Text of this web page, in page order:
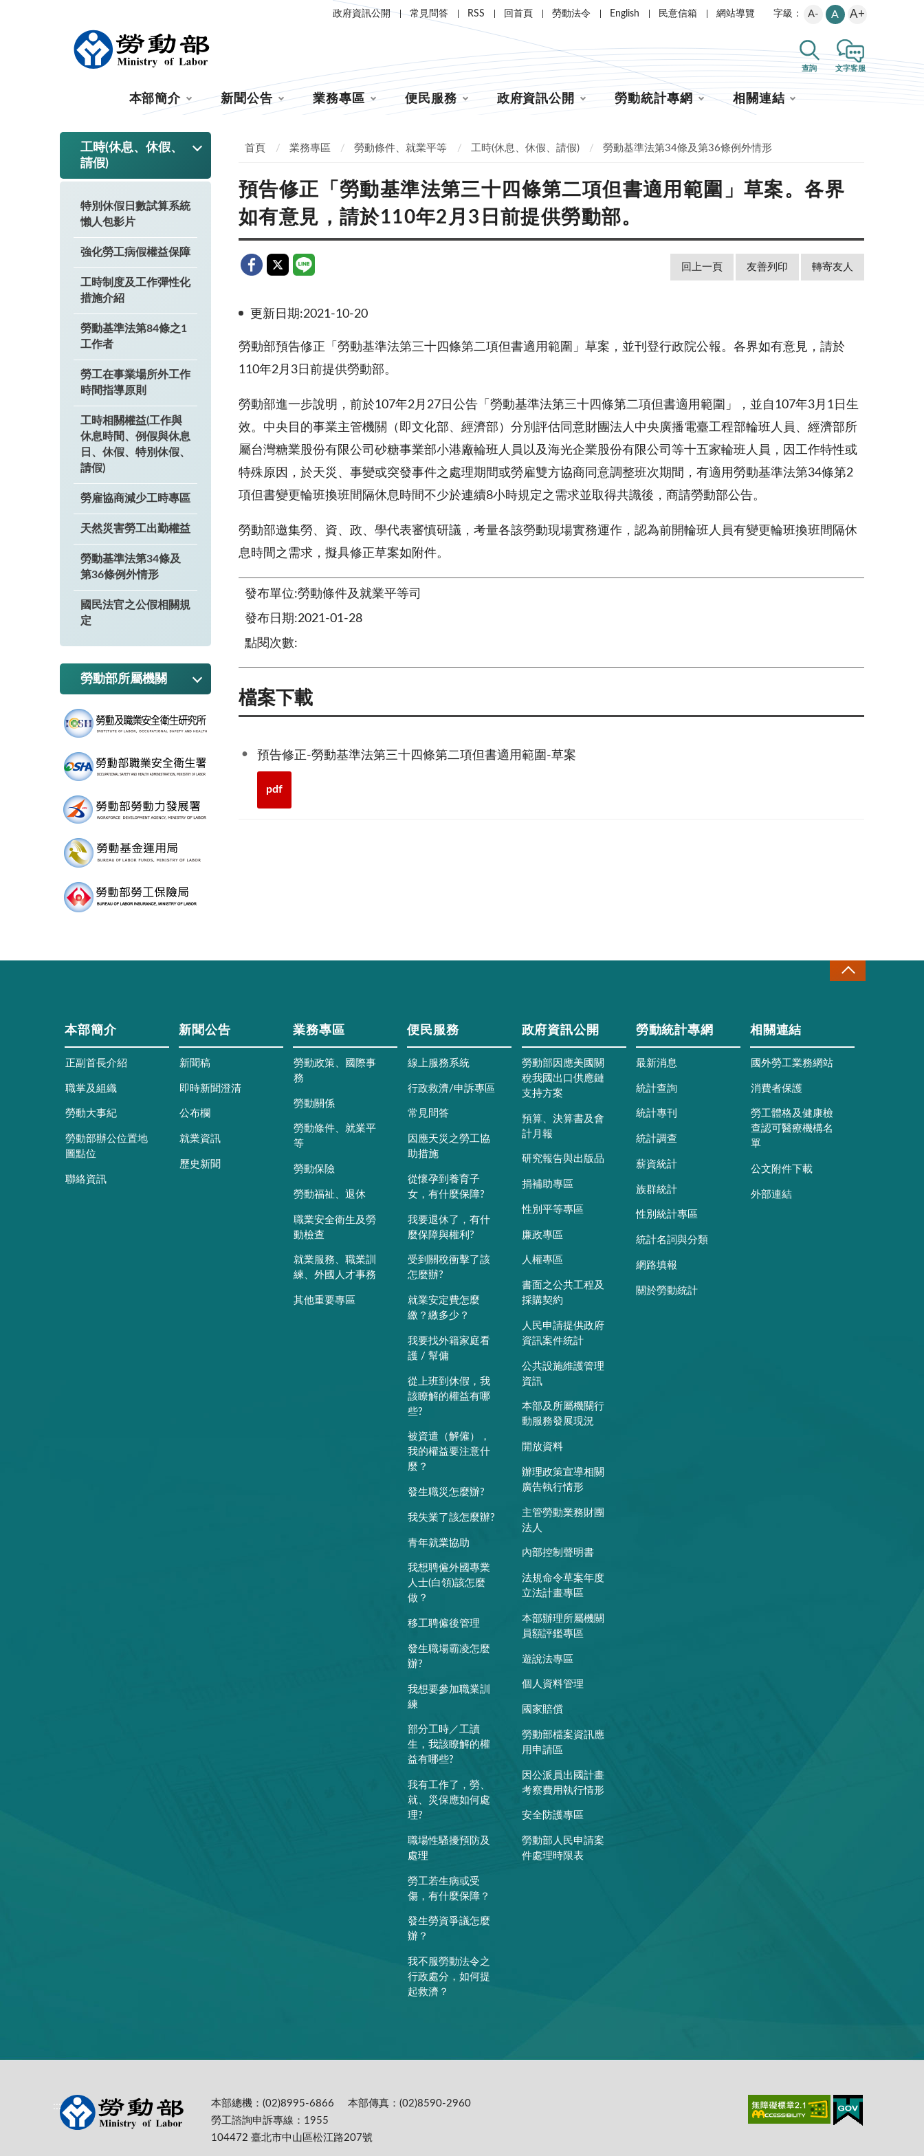
政府資訊公開 常見問答 RSS 回首頁 勞動法令 English 民意信箱 網站導覽 字級： A- A A+
查詢 文字客服
本部簡介 新聞公告 業務專區 便民服務 政府資訊公開 勞動統計專網 相關連結
工時(休息、休假、
請假)
特別休假日數試算系統
懶人包影片
強化勞工病假權益保障
工時制度及工作彈性化
措施介紹
勞動基準法第84條之1
工作者
勞工在事業場所外工作
時間指導原則
工時相關權益(工作與
休息時間、例假與休息
日、休假、特別休假、
請假)
勞雇協商減少工時專區
天然災害勞工出勤權益
勞動基準法第34條及
第36條例外情形
國民法官之公假相關規
定
勞動部所屬機關
首頁 業務專區 勞動條件、就業平等 工時(休息、休假、請假) 勞動基準法第34條及第36條例外情形
預告修正「勞動基準法第三十四條第二項但書適用範圍」草案。各界
如有意見，請於110年2月3日前提供勞動部。
回上一頁 友善列印 轉寄友人
更新日期:2021-10-20
勞動部預告修正「勞動基準法第三十四條第二項但書適用範圍」草案，並刊登行政院公報。各界如有意見，請於
110年2月 3 日前提供勞動部。
勞動部進一步說明，前於107年2月 27 日公告「勞動基準法第三十四條第二項但書適用範圍」，並自 107年3月 1 日生
效。中央目的事業主管機關（即文化部、經濟部）分別評估同意財團法人中央廣播電臺工程部輪班人員、經濟部所
屬台灣糖業股份有限公司砂糖事業部小港廠輪班人員以及海光企業股份有限公司等十五家輪班人員，因工作特性或
特殊原因，於天災、事變或突發事件之處理期間或勞雇雙方協商同意調整班次期間，有適用勞動基準法第34條第2
項但書變更輪班換班間隔休息時間不少於連續8小時規定之需求並取得共識後，商請勞動部公告。
勞動部邀集勞、資、政、學代表審慎研議，考量各該勞動現場實務運作，認為前開輪班人員有變更輪班換班間隔休
息時間之需求，擬具修正草案如附件。
發布單位:勞動條件及就業平等司
發布日期:2021-01-28
點閱次數:
檔案下載
預告修正-勞動基準法第三十四條第二項但書適用範圍-草案
pdf
本部簡介
正副首長介紹
職掌及組織
勞動大事紀
勞動部辦公位置地
圖點位
聯絡資訊
新聞公告
新聞稿
即時新聞澄清
公布欄
就業資訊
歷史新聞
業務專區
勞動政策、國際事
務
勞動關係
勞動條件、就業平
等
勞動保險
勞動福祉、退休
職業安全衛生及勞
動檢查
就業服務、職業訓
練、外國人才事務
其他重要專區
便民服務
線上服務系統
行政救濟/申訴專區
常見問答
因應天災之勞工協
助措施
從懷孕到養育子
女，有什麼保障?
我要退休了，有什
麼保障與權利?
受到關稅衝擊了該
怎麼辦?
就業安定費怎麼
繳？繳多少？
我要找外籍家庭看
護 / 幫傭
從上班到休假，我
該瞭解的權益有哪
些?
被資遣（解僱），
我的權益要注意什
麼？
發生職災怎麼辦?
我失業了該怎麼辦?
青年就業協助
我想聘僱外國專業
人士(白領)該怎麼
做？
移工聘僱後管理
發生職場霸凌怎麼
辦?
我想要參加職業訓
練
部分工時／工讀
生，我該瞭解的權
益有哪些?
我有工作了，勞、
就、災保應如何處
理?
職場性騷擾預防及
處理
勞工若生病或受
傷，有什麼保障？
發生勞資爭議怎麼
辦？
我不服勞動法令之
行政處分，如何提
起救濟？
政府資訊公開
勞動部因應美國關
稅我國出口供應鏈
支持方案
預算、決算書及會
計月報
研究報告與出版品
捐補助專區
性別平等專區
廉政專區
人權專區
書面之公共工程及
採購契約
人民申請提供政府
資訊案件統計
公共設施維護管理
資訊
本部及所屬機關行
動服務發展現況
開放資料
辦理政策宣導相關
廣告執行情形
主管勞動業務財團
法人
內部控制聲明書
法規命令草案年度
立法計畫專區
本部辦理所屬機關
員額評鑑專區
遊說法專區
個人資料管理
國家賠償
勞動部檔案資訊應
用申請區
因公派員出國計畫
考察費用執行情形
安全防護專區
勞動部人民申請案
件處理時限表
勞動統計專網
最新消息
統計查詢
統計專刊
統計調查
薪資統計
族群統計
性別統計專區
統計名詞與分類
網路填報
關於勞動統計
相關連結
國外勞工業務網站
消費者保護
勞工體格及健康檢
查認可醫療機構名
單
公文附件下載
外部連結
::: 本部總機：(02)8995-6866
本部傳真：(02)8590-2960
勞工諮詢申訴專線：1955
104472 臺北市中山區松江路207號